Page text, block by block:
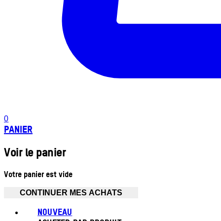
0
PANIER
Voir le panier
Votre panier est vide
CONTINUER MES ACHATS
NOUVEAU